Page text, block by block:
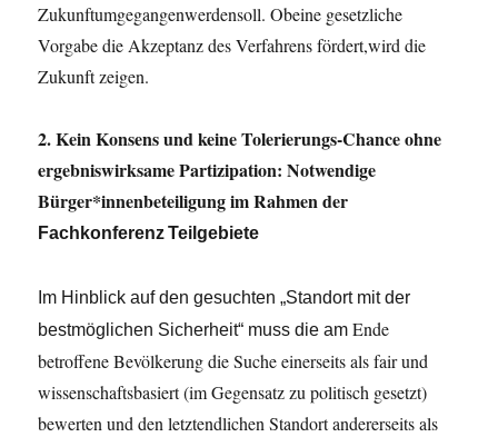
Zukunftumgegangenwerdensoll. Obeine gesetzliche
Vorgabe die Akzeptanz des Verfahrens fördert,wird die
Zukunft zeigen.
2. Kein Konsens und keine Tolerierungs-Chance ohne
ergebniswirksame Partizipation: Notwendige
Bürger*innenbeteiligung im Rahmen der
Fachkonferenz Teilgebiete
Im Hinblick auf den gesuchten „Standort mit der
bestmöglichen Sicherheit“ muss die am Ende
betroffene Bevölkerung die Suche einerseits als fair und
wissenschaftsbasiert (im Gegensatz zu politisch gesetzt)
bewerten und den letztendlichen Standort andererseits als